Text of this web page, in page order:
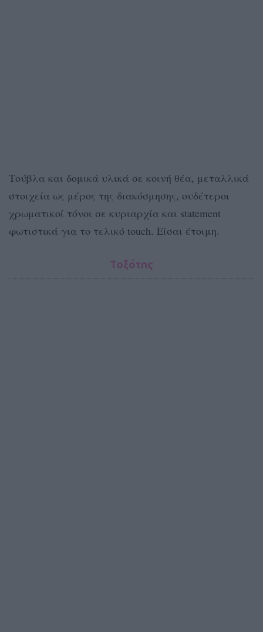
Τούβλα και δομικά υλικά σε κοινή θέα, μεταλλικά
στοιχεία ως μέρος της διακόσμησης, ουδέτεροι
χρωματικοί τόνοι σε κυριαρχία και statement
φωτιστικά για το τελικό touch. Είσαι έτοιμη.
Τοξότης